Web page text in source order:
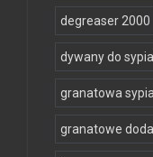
degreaser 2000
dywany do
granatowa
granatowe